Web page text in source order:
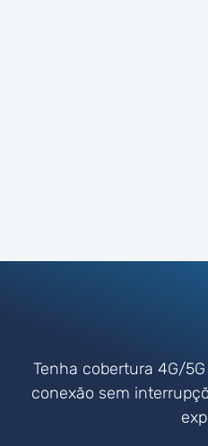
Tenha cobertura 4G/
conexão sem